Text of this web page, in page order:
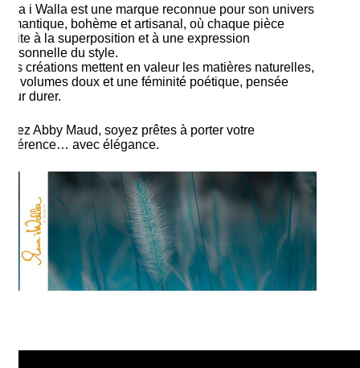
Ewa i Walla est une marque reconnue pour son univers
romantique, bohème et artisanal, où chaque pièce
invite à la superposition et à une expression
personnelle du style.
Ses créations mettent en valeur les matières naturelles,
les volumes doux et une féminité poétique, pensée
pour durer.
Chez Abby Maud, soyez prêtes à porter votre
différence… avec élégance.